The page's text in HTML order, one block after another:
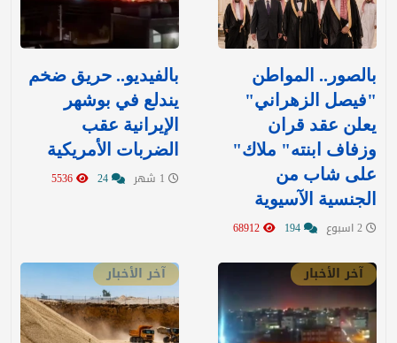
بالصور.. المواطن
"فيصل الزهراني"
يعلن عقد قران
وزفاف ابنته" ملاك"
على شاب من
الجنسية الآسيوية
بالفيديو.. حريق ضخم
يندلع في بوشهر
الإيرانية عقب
الضربات الأمريكية
آخر الأخبار آخر الأخبار